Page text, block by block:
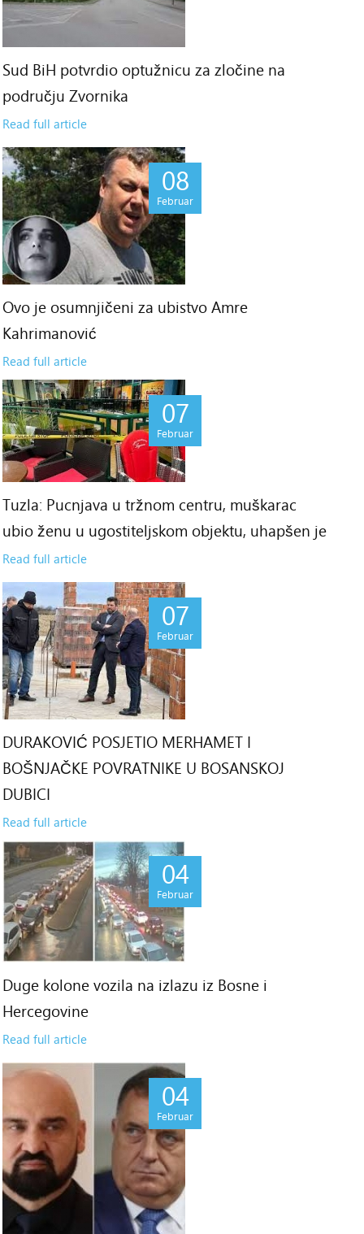
Sud BiH potvrdio optužnicu za zločine na
području Zvornika
Read full article
08
Februar
Ovo je osumnjičeni za ubistvo Amre
Kahrimanović
Read full article
07
Februar
Tuzla: Pucnjava u tržnom centru, muškarac
ubio ženu u ugostiteljskom objektu, uhapšen je
Read full article
07
Februar
DURAKOVIĆ POSJETIO MERHAMET I
BOŠNJAČKE POVRATNIKE U BOSANSKOJ
DUBICI
Read full article
04
Februar
Duge kolone vozila na izlazu iz Bosne i
Hercegovine
Read full article
04
Februar